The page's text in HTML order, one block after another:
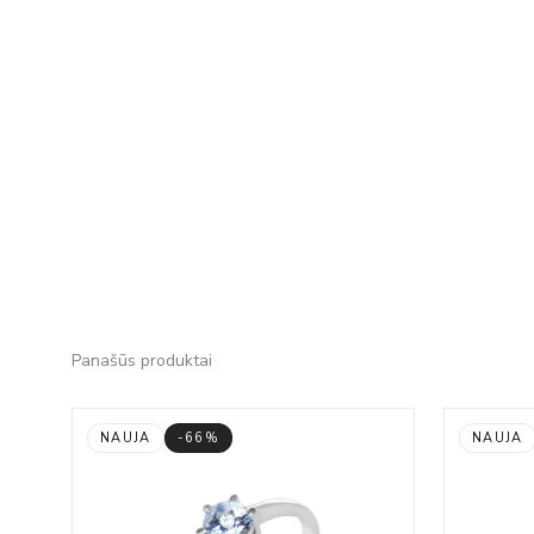
Panašūs produktai
NAUJA -66% NAUJA